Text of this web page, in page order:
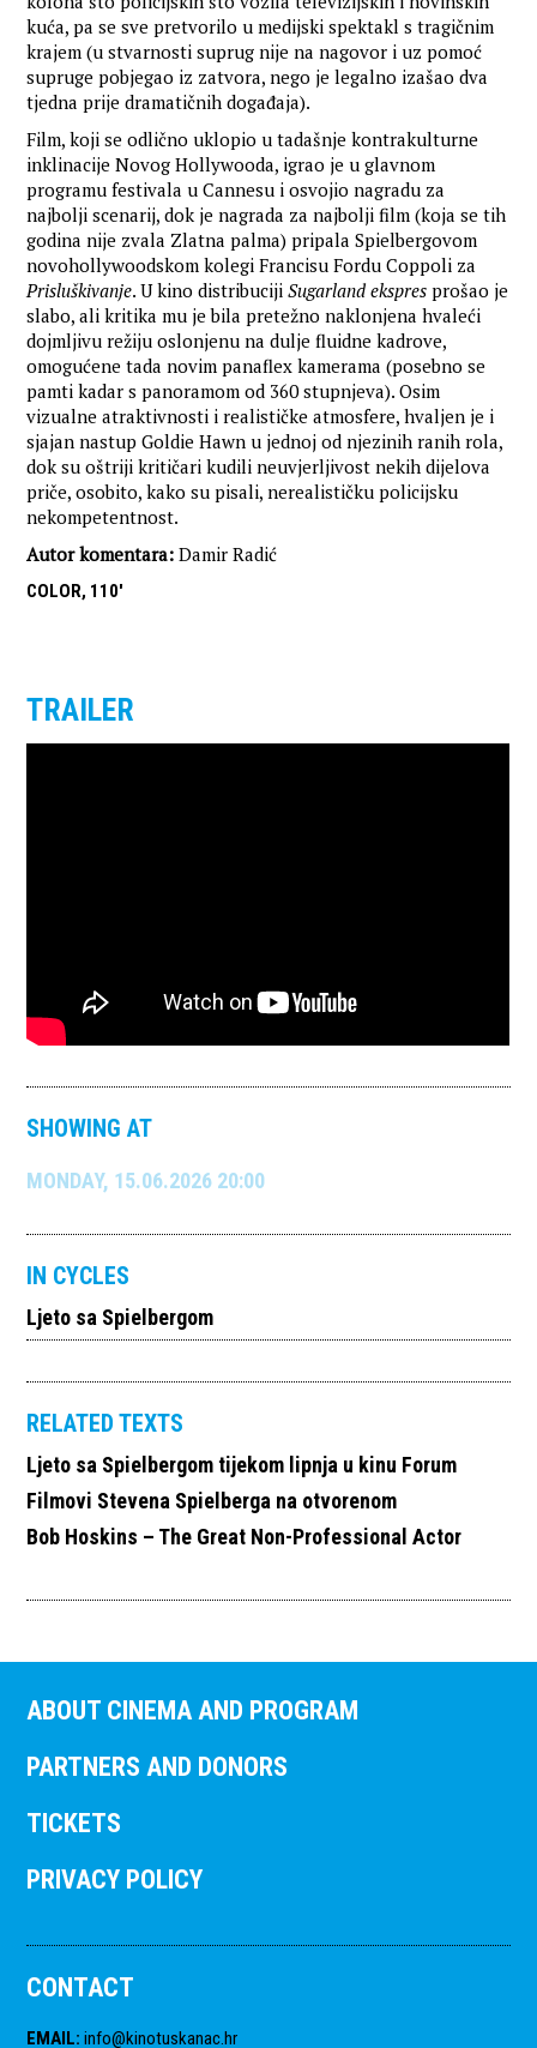
kuća, pa se sve pretvorilo u medijski spektakl s tragičnim
krajem (u stvarnosti suprug nije na nagovor i uz pomoć
supruge pobjegao iz zatvora, nego je legalno izašao dva
tjedna prije dramatičnih događaja).
Film, koji se odlično uklopio u tadašnje kontrakulturne
inklinacije Novog Hollywooda, igrao je u glavnom
programu festivala u Cannesu i osvojio nagradu za
najbolji scenarij, dok je nagrada za najbolji film (koja se tih
godina nije zvala Zlatna palma) pripala Spielbergovom
novohollywoodskom kolegi Francisu Fordu Coppoli za
Prisluškivanje. U kino distribucijiSugarland ekspres prošao je
slabo, ali kritika mu je bila pretežno naklonjena hvaleći
dojmljivu režiju oslonjenu na dulje fluidne kadrove,
omogućene tada novim panaflex kamerama (posebno se
pamti kadar s panoramom od 360 stupnjeva). Osim
vizualne atraktivnosti i realističke atmosfere, hvaljen je i
sjajan nastup Goldie Hawn u jednoj od njezinih ranih rola,
dok su oštriji kritičari kudili neuvjerljivost nekih dijelova
priče, osobito, kako su pisali, nerealističku policijsku
nekompetentnost.
Autor komentara: Damir Radić
COLOR, 110'
TRAILER
SHOWING AT
MONDAY, 15.06.2026 20:00
IN CYCLES
Ljeto sa Spielbergom
RELATED TEXTS
Ljeto sa Spielbergom tijekom lipnja u kinu Forum
Filmovi Stevena Spielberga na otvorenom
Bob Hoskins – The Great Non-Professional Actor
ABOUT CINEMA AND PROGRAM
PARTNERS AND DONORS
TICKETS
PRIVACY POLICY
CONTACT
EMAIL: info@kinotuskanac.hr